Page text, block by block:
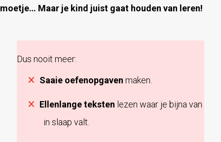
moetje… Maar je kind juist gaat houden van leren!
Dus nooit meer:
Saaie oefenopgaven maken.
Ellenlange teksten lezen waar je bijna van
in slaap valt.